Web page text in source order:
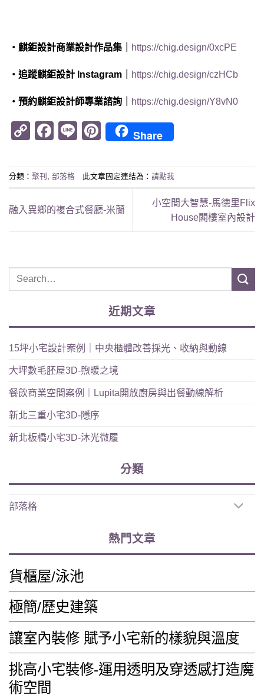
・麒鉅設計商業設計作品集｜ https://chig.design/0xcPE
・追蹤麒鉅設計 Instagram｜ https://chig.design/czHCb
・預約麒鉅設計師專業諮詢｜ https://chig.design/Y8vN0
CopyFacebook
LinePinterest
Share
分類： 聚刊 , 部落格 此文章固定連結為： 請點我
融入異鄉的複合式餐廳-米蘭
小空間大智慧-馬德里Flix
House閣樓室內設計
近期文章
15坪小宅設計案例｜中央櫃體改善採光、收納與動線
大坪數毛胚屋3D-煦暖之境
餐飲商業空間案例｜Lupita開放廚房與出餐動線解析
新北三重小宅3D-隱序
新北板橋小宅3D-沐光微履
分類
部落格
熱門文章
貨櫃屋/泳池
極簡/歷史建築
讓室內裝修 賦予小宅新的樣貌與溫度
挑高小宅裝修-運用透明及穿透感打造魔
術空間